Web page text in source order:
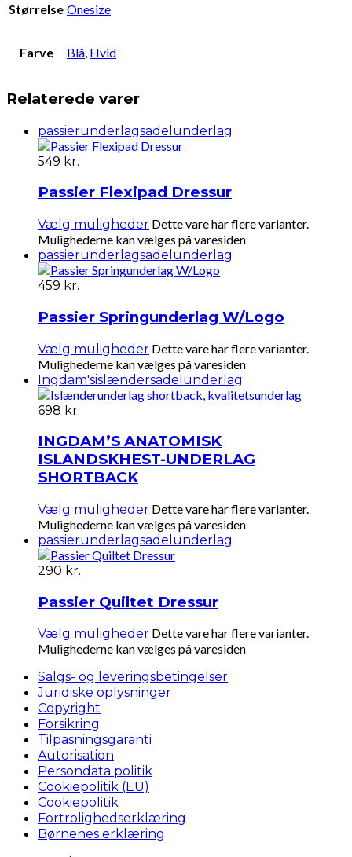
Størrelse Onesize
Farve Blå, Hvid
Relaterede varer
passierunderlagsadelunderlag
549 kr.
Passier Flexipad Dressur
Vælg muligheder Dette vare har flere varianter.
Mulighederne kan vælges på varesiden
passierunderlagsadelunderlag
459 kr.
Passier Springunderlag W/Logo
Vælg muligheder Dette vare har flere varianter.
Mulighederne kan vælges på varesiden
Ingdam'sislændersadelunderlag
698 kr.
INGDAM’S ANATOMISK
ISLANDSKHEST-UNDERLAG
SHORTBACK
Vælg muligheder Dette vare har flere varianter.
Mulighederne kan vælges på varesiden
passierunderlagsadelunderlag
290 kr.
Passier Quiltet Dressur
Vælg muligheder Dette vare har flere varianter.
Mulighederne kan vælges på varesiden
Salgs- og leveringsbetingelser
Juridiske oplysninger
Copyright
Forsikring
Tilpasningsgaranti
Autorisation
Persondata politik
Cookiepolitik (EU)
Cookiepolitik
Fortrolighedserklæring
Børnenes erklæring